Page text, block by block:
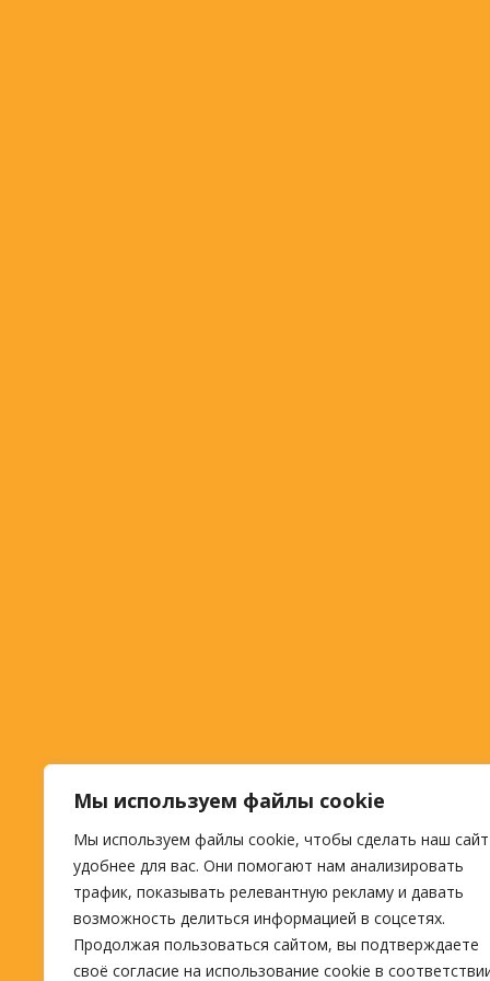
Мы используем файлы cookie
Мы используем файлы cookie, чтобы сделать наш сайт
удобнее для вас. Они помогают нам анализировать
трафик, показывать релевантную рекламу и давать
возможность делиться информацией в соцсетях.
Продолжая пользоваться сайтом, вы подтверждаете
своё согласие на использование cookie в